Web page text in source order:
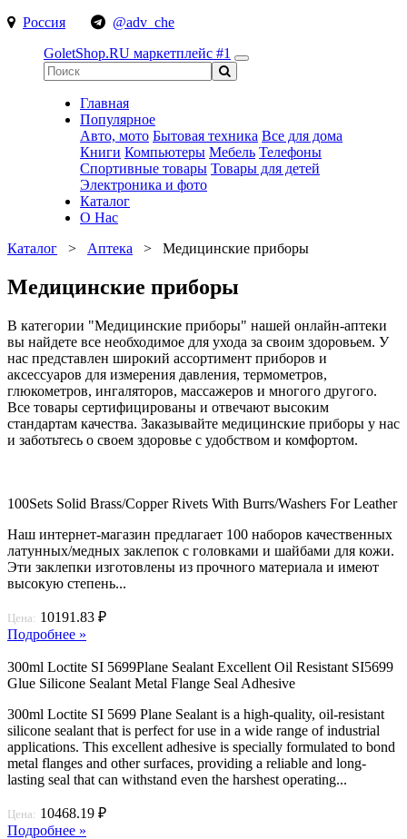
Россия
@adv_che
GoletShop.RU маркетплейс #1
Главная
Популярное
Авто, мото Бытовая техника Все для дома
Книги Компьютеры Мебель Телефоны
Спортивные товары Товары для детей
Электроника и фото
Каталог
О Нас
Каталог > Аптека > Медицинские приборы
Медицинские приборы
В категории "Медицинские приборы" нашей онлайн-аптеки
вы найдете все необходимое для ухода за своим здоровьем. У
нас представлен широкий ассортимент приборов и
аксессуаров для измерения давления, термометров,
глюкометров, ингаляторов, массажеров и многого другого.
Все товары сертифицированы и отвечают высоким
стандартам качества. Заказывайте медицинские приборы у нас
и заботьтесь о своем здоровье с удобством и комфортом.
100Sets Solid Brass/Copper Rivets With Burrs/Washers For Leather
Наш интернет-магазин предлагает 100 наборов качественных
латунных/медных заклепок с головками и шайбами для кожи.
Эти заклепки изготовлены из прочного материала и имеют
высокую степень...
Цена: 10191.83 ₽
Подробнее »
300ml Loctite SI 5699Plane Sealant Excellent Oil Resistant SI5699
Glue Silicone Sealant Metal Flange Seal Adhesive
300ml Loctite SI 5699 Plane Sealant is a high-quality, oil-resistant
silicone sealant that is perfect for use in a wide range of industrial
applications. This excellent adhesive is specially formulated to bond
metal flanges and other surfaces, providing a reliable and long-
lasting seal that can withstand even the harshest operating...
Цена: 10468.19 ₽
Подробнее »